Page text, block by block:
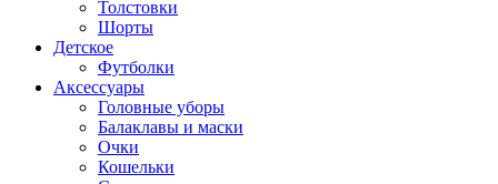
Толстовки
Шорты
Детское
Футболки
Аксессуары
Головные уборы
Балаклавы и маски
Очки
Кошельки